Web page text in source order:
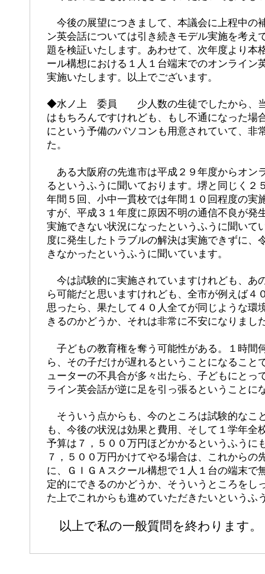
今後の展望につきまして、本議会に上程中の
ン英会話については引き続きモデル実施を考え
題を検証いたします。あわせて、次年度より本
ール構想における１人１台端末でのオンライン
実施いたします。以上でございます。
◆水ノ上 委員 少人数の生徒でしたから、当
はもちろんですけれども、もし不通になった場
にという予備のパソコンも用意されていて、非
た。
ある大阪府の先進市は平成２９年度からオン
るというふうに聞いております。堺と同じく２
年間５回、小中一貫校では年間１０回程度の実
すが、平成３１年度に原因不明の通信不良が発
実施できない状況になったというふうに聞いて
度に発生したトラブルの解決は実施できずに、
きなかったというふうに聞いています。
今は試験的に実施されていますけれども、あ
ら可能だと思いますけれども、全市が例えば４
思ったら、果たして４０人全てが同じような環
きるのかどうか、それは非常に不安になりまし
子どもの教育権を奪う可能性がある。１時間
ら、その子だけが遅れるということになること
ューターの不具合が多々出たら、子どもにとっ
ライン英会話が逆に足を引っ張るということに
そういう点からも、今のところは試験的なこ
も、今後の状況は効果と費用、そして１学年全
予算は７，５００万円ほどかかるというふうに
７，５００万円かけてやる場合は、これからの
に、ＧＩＧＡスクール構想で１人１台の端末で
定的にできるのかどうか、そういうところをし
た上でこれからも進めていただきたいというふ
以上で私の一般質問を終わります。